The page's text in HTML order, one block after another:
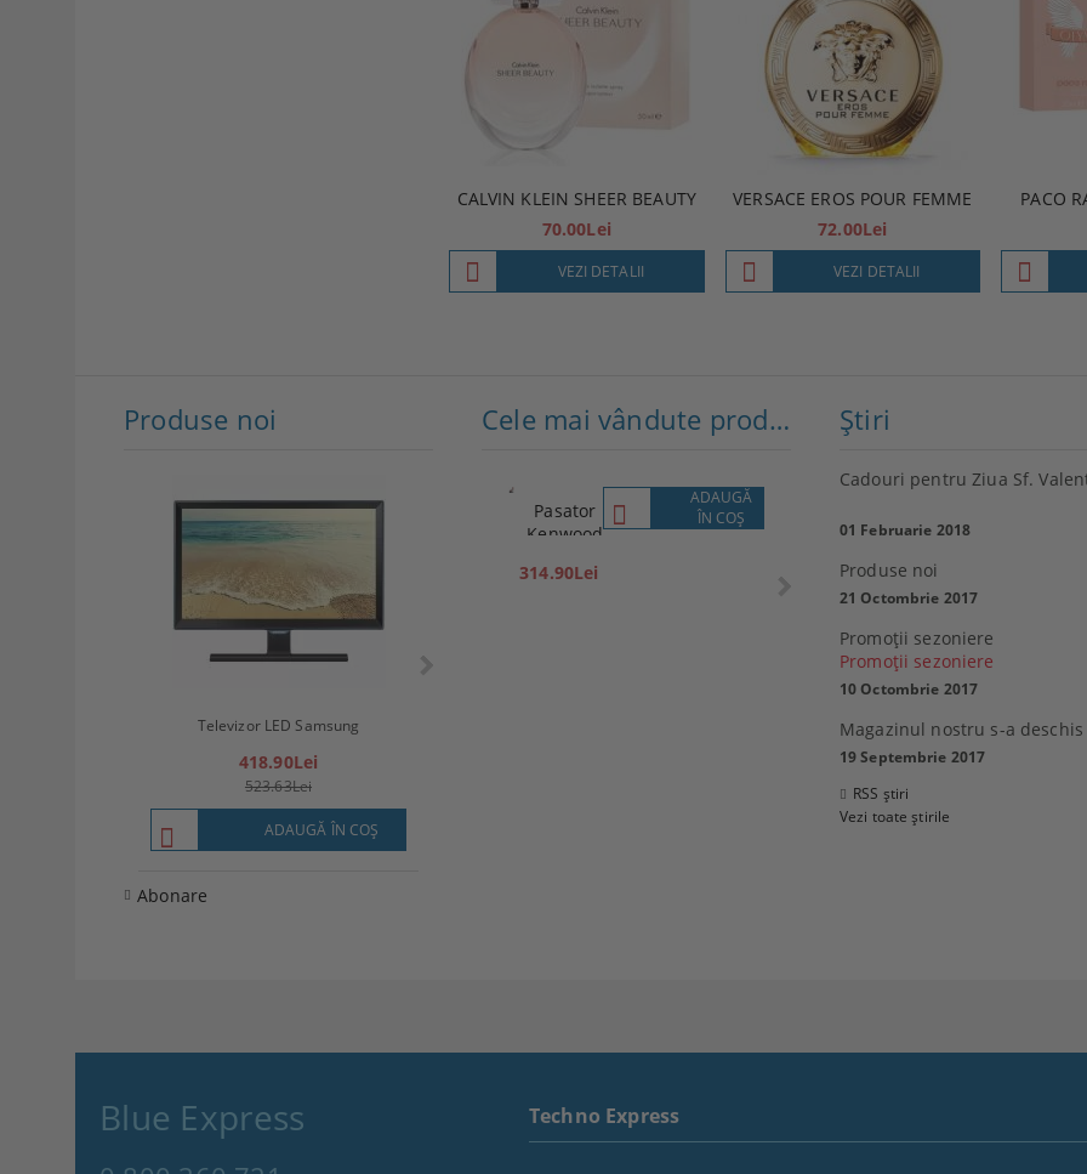
CALVIN KLEIN SHEER BEAUTY
70.00Lei
VEZI DETALII
VERSACE EROS POUR FEMME
72.00Lei
VEZI DETALII
PACO
Produse noi
Televizor LED Samsung
418.90Lei
523.63Lei
ADAUGĂ ÎN COŞ
MacBook Air 13
2,769.99Lei
Abonare
Cele mai vândute produse
Pasator
Kenwood
314.90Lei
ADAUGĂ
ÎN COŞ
P1M
359.10Lei
399.00Lei
Ştiri
Cadouri pentru Ziua Sf.
01 Februarie 2018
Produse noi
21 Octombrie 2017
Promoţii sezoniere
Promoţii sezoniere
10 Octombrie 2017
Magazinul nostru s-a deschis
19 Septembrie 2017
RSS știri
Vezi toate știrile
Blue Express Techno Express